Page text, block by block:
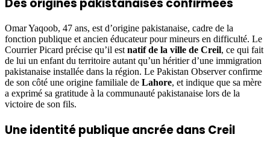
Omar Yaqoob, 47 ans, est d’origine pakistanaise, cadre de la
fonction publique et ancien éducateur pour mineurs en difficulté. Le
Courrier Picard précise qu’il estnatif de la ville de Creil, ce qui fait
de lui un enfant du territoire autant qu’un héritier d’une immigration
pakistanaise installée dans la région. Le Pakistan Observer confirme
de son côté une origine familiale de Lahore, et indique que sa mère
a exprimé sa gratitude à la communauté pakistanaise lors de la
victoire de son fils.
Une identité publique ancrée dans Creil